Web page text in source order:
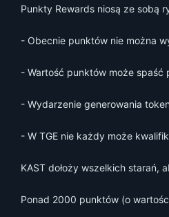
Punkty Rewards niosą ze sobą
- Obecnie punktów nie można
- Wartość punktów może spaść
- Wydarzenie generowania
- W TGE nie każdy może
KAST dołoży wszelkich starań,
Ponad 2000 punktów (o